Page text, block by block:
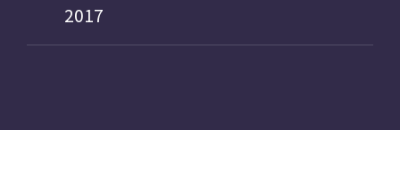
2017